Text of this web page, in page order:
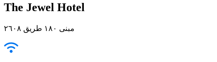
The Jewel Hotel
مبنى ۱۸۰ طريق ۲٦۰۸